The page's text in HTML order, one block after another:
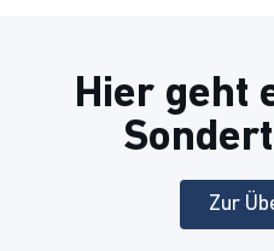
Hier geht
Zur